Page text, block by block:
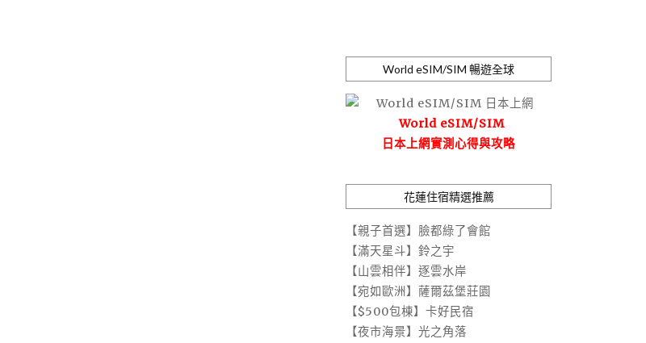
World eSIM/SIM 暢遊全球
World eSIM/SIM
日本上網實測心得與攻略
花蓮住宿精選推薦
【親子首選】臉都綠了會館
【滿天星斗】鈴之宇
【山雲相伴】逐雲水岸
【宛如歐洲】薩爾茲堡莊園
【$500包棟】卡好民宿
【夜市海景】光之角落